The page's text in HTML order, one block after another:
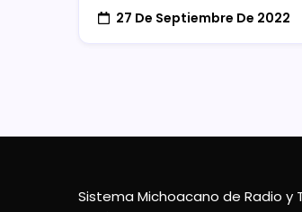
27 De Septiembre De 2022
Sistema Michoacano de Radio y